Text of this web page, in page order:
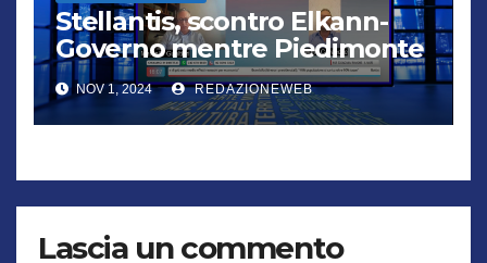
Stellantis, scontro Elkann-
Governo mentre Piedimonte
trema
NOV 1, 2024 REDAZIONEWEB
Lascia un commento